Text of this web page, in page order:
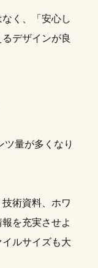
く、「安心し
デザインが良
量が多くなり
術資料、ホワ
を充実させよ
ルサイズも大